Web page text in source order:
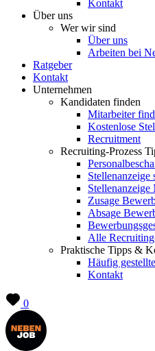
Kontakt
Über uns
Wer wir sind
Über uns
Arbeiten bei
Ratgeber
Kontakt
Unternehmen
Kandidaten finden
Mitarbeiter
Kostenlose
Recruitment
Recruiting-Prozess
Stellenanzeige
Stellenanzeige
Zusage
Absage
Alle
Praktische Tipps &
Häufig
Kontakt
0